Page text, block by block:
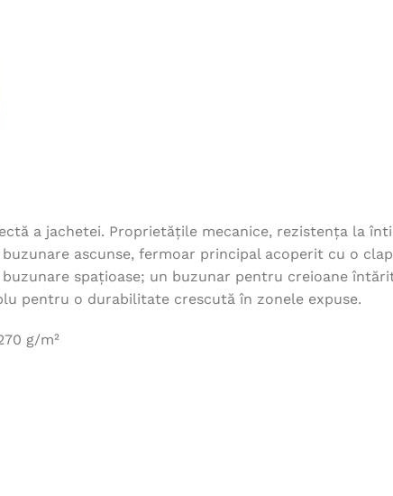
a jachetei. Proprietățile mecanice, rezistența la
ascunse, fermoar principal acoperit cu o
spațioase; un buzunar pentru creioane
pentru o durabilitate crescută în zonele expuse.
g/m²